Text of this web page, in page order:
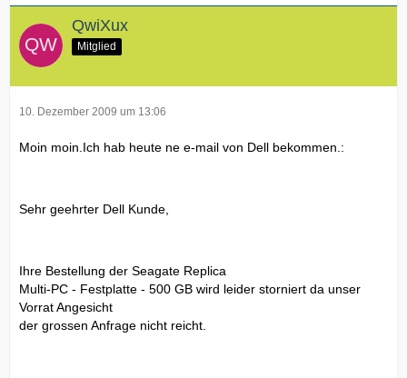
QwiXux
Mitglied
10. Dezember 2009 um 13:06
Moin moin.Ich hab heute ne e-mail von Dell bekommen.:
Sehr geehrter Dell Kunde,
Ihre Bestellung der Seagate Replica
Multi-PC - Festplatte - 500 GB wird leider storniert da unser
Vorrat Angesicht
der grossen Anfrage nicht reicht.